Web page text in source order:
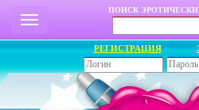
ПОИСК
РЕГИСТРАЦИЯ